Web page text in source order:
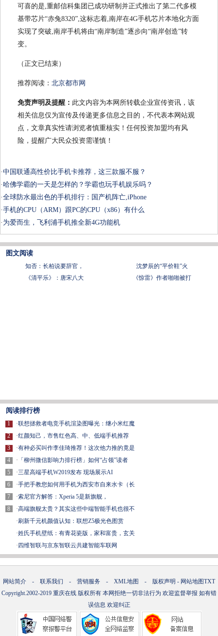
可喜的是,重邮信科集团已成功研制并正式推出了第二代多模
基带芯片“赤兔8320”,这标志着,南岸在4G手机芯片本地化方面
实现了突破,南岸手机将由“南岸制造”逐步向“南岸创造”转
变。
（正文已结束）
推荐阅读： 北京都市网
免责声明及提醒： 此文内容为本网所转载企业宣传资讯，该
相关信息仅为宣传及传递更多信息之目的，不代表本网站观
点，文章真实性请浏览者慎重核实！任何投资加盟均有风
险，提醒广大民众投资需谨慎！
·中国联通高性价比手机卡推荐，这三款服不服？
·哈佛学霸的一天是怎样的？学霸也玩手机娱乐吗？
·全球防水最出色的手机排行：国产机阵亡,iPhone
·手机的CPU（ARM）跟PC的CPU（x86）有什么
· 为爱而生，飞利浦手机推全新4G功能机
图文阅读
知否：长柏说要辞官，
沈梦辰的“平价鞋”火
《清平乐》：唐宋八大
《惊雷》作者啪啪被打
阅读排行榜
1
2
3
4
5
6
7
8
·联想拯救者电竞手机渲染图曝光：继小米红魔
·红颜知己，市售红色高、中、低端手机推荐
·有种必买叫作李佳琦推荐！这次他力推的竟是
· 「柳州微信影响力排行榜」如何“占领”读者
·三星高端手机W2019发布 现场展示AI
·手把手教您如何用手机为西安市自来水卡（长
·索尼官方解答：Xperia 5是新旗舰，
·高端旗舰太贵？其实这些中端智能手机也很不
·刷新千元机颜值认知：联想Z5极光色图赏
·姓氏手机壁纸：有青花瓷版，家和富贵，玄关
· 四维智联与京东智联云共建智能车联网
网站简介 - 联系我们 - 营销服务 - XML地图 - 版权声明 - 网站地图TXT
Copyright.2002-2019 重庆在线 版权所有 本网拒绝一切非法行为 欢迎监督举报 如有错
误信息 欢迎纠正